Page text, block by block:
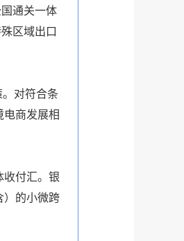
通关一体
区域出口
对符合条
商发展相
收付汇。银
）的小微跨